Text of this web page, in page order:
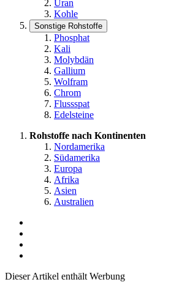
Uran
Kohle
Sonstige Rohstoffe
Phosphat
Kali
Molybdän
Gallium
Wolfram
Chrom
Flussspat
Edelsteine
Rohstoffe nach Kontinenten
Nordamerika
Südamerika
Europa
Afrika
Asien
Australien
Dieser Artikel enthält Werbung